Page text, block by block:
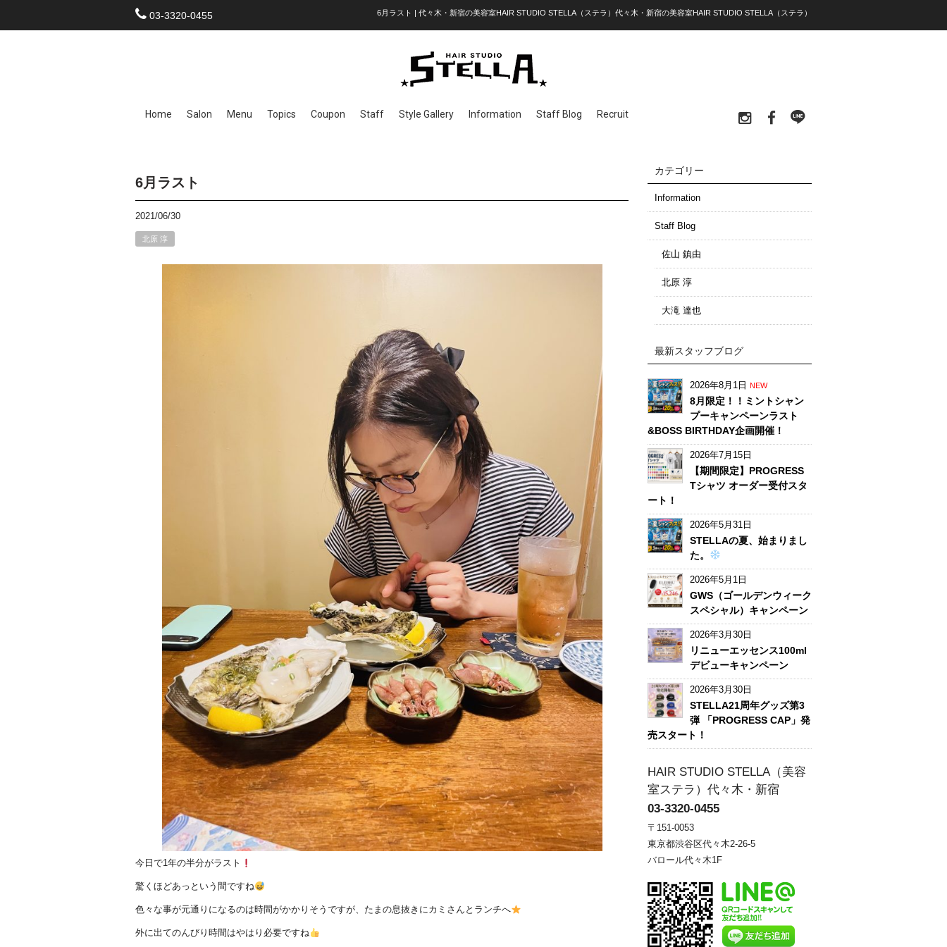
03-3320-0455 6月ラスト | 代々木・新宿の美容室HAIR STUDIO STELLA（ステラ）代々木・新宿の美容室HAIR STUDIO STELLA（ステラ）
Home Salon Menu Topics Coupon Staff Style Gallery Information Staff Blog Recruit
6月ラスト
2021/06/30
北原 淳
今日で1年の半分がラスト
驚くほどあっという間ですね
色々な事が元通りになるのは時間がかかりそうですが、たまの息抜きにカミさんとランチへ
外に出てのんびり時間はやはり必要ですね
カテゴリー
Information
Staff Blog
佐山 鎮由
北原 淳
大滝 達也
最新スタッフブログ
2026年8月1日 NEW
8月限定！！ミントシャン
プーキャンペーンラスト
&BOSS BIRTHDAY企画開催！
2026年7月15日
【期間限定】PROGRESS
Tシャツ オーダー受付スタ
ート！
2026年5月31日
STELLAの夏、始まりまし
た。
2026年5月1日
GWS（ゴールデンウィーク
スペシャル）キャンペーン
2026年3月30日
リニューエッセンス100ml
デビューキャンペーン
2026年3月30日
STELLA21周年グッズ第3
弾 「PROGRESS CAP」発
売スタート！
HAIR STUDIO STELLA（美容
室ステラ）代々木・新宿
03-3320-0455
〒151-0053
東京都渋谷区代々木2-26-5
バロール代々木1F